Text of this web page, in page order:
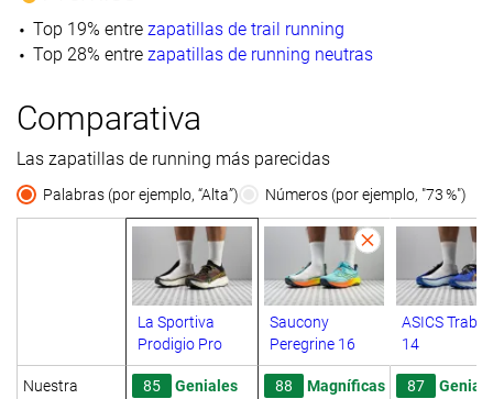
Top 19% entre zapatillas de trail running
Top 28% entre zapatillas de running neutras
Comparativa
Las zapatillas de running más parecidas
Palabras (por ejemplo, “Alta”) Números (por ejemplo, "73 %")
La Sportiva
Prodigio Pro
Saucony
Peregrine 16
ASICS
14
Nuestra
85 Geniales 88 Magníficas 87